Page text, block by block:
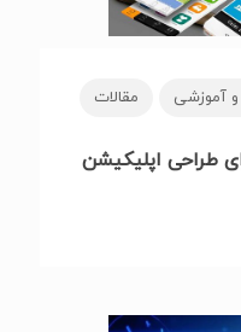
و آموزشی مقالات
طراحی اپلیکیشن